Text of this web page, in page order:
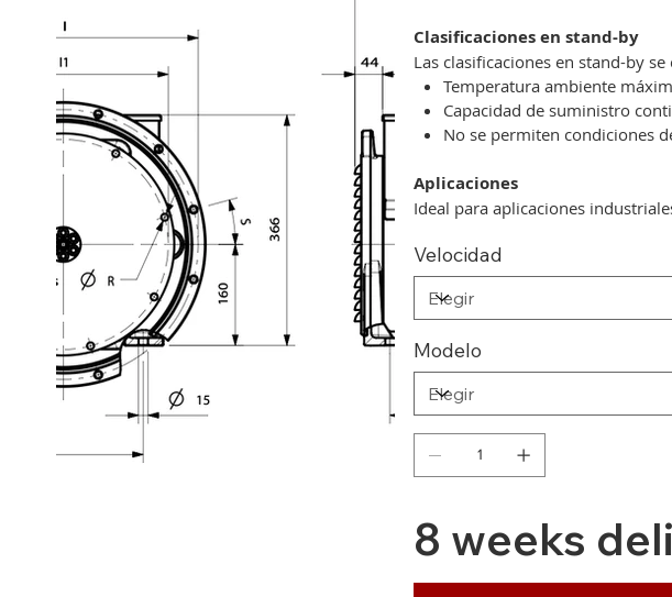
Clasificaciones en stand-by
Las clasificaciones en stand-by se
Temperatura ambiente
Capacidad de suministro
No se permiten condiciones
Aplicaciones
Ideal para aplicaciones
Velocidad
Modelo
8 weeks